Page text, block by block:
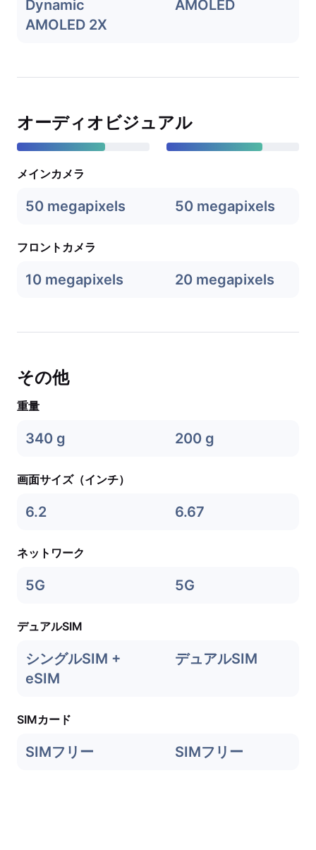
Dynamic
AMOLED 2X
AMOLED
オーディオビジュアル
メインカメラ
50 megapixels 50 megapixels
フロントカメラ
10 megapixels 20 megapixels
その他
重量
340 g 200 g
画面サイズ（インチ）
6.2 6.67
ネットワーク
5G 5G
デュアルSIM
シングルSIM +
eSIM
デュアルSIM
SIMカード
SIMフリー SIMフリー